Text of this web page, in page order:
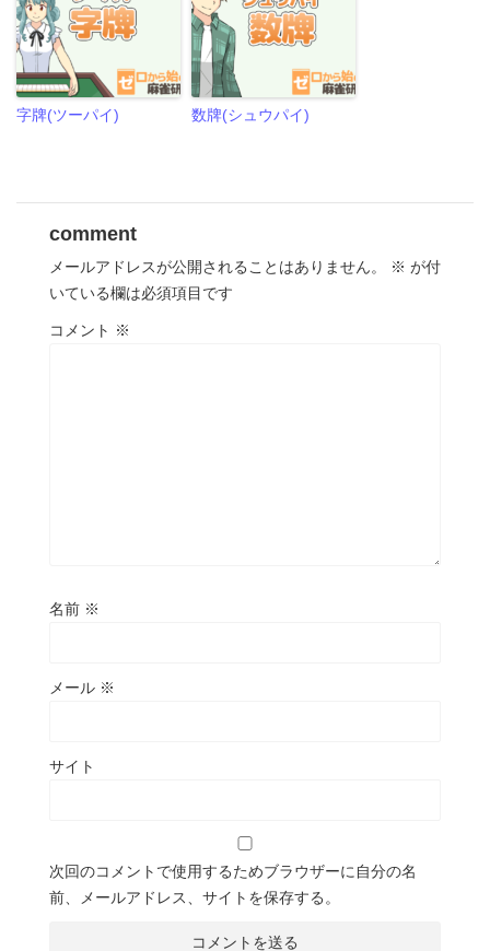
字牌(ツーパイ) 数牌(シュウパイ)
comment
メールアドレスが公開されることはありません。 ※ が付
いている欄は必須項目です
コメント ※
名前 ※
メール ※
サイト
次回のコメントで使用するためブラウザーに自分の名
前、メールアドレス、サイトを保存する。